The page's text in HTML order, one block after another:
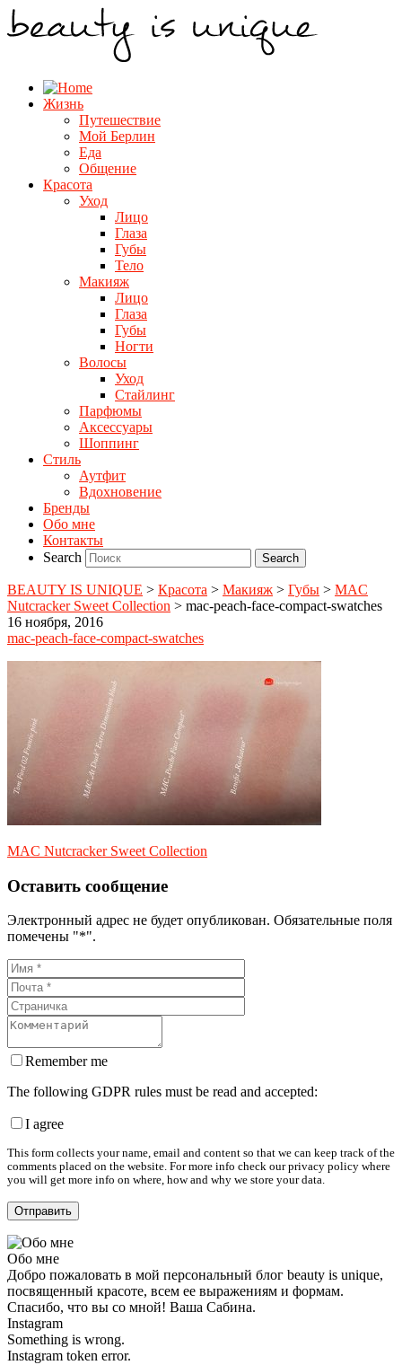
Жизнь
Путешествие
Мой Берлин
Еда
Общение
Красота
Уход
Лицо
Глаза
Губы
Тело
Макияж
Лицо
Глаза
Губы
Ногти
Волосы
Уход
Стайлинг
Парфюмы
Аксессуары
Шоппинг
Стиль
Аутфит
Вдохновение
Бренды
Обо мне
Контакты
Search
BEAUTY IS UNIQUE > Красота > Макияж > Губы > MAC
Nutcracker Sweet Collection > mac-peach-face-compact-swatches
16 ноября, 2016
mac-peach-face-compact-swatches
MAC Nutcracker Sweet Collection
Оставить сообщение
Электронный адрес не будет опубликован. Обязательные поля
помечены "*".
Remember me
The following GDPR rules must be read and accepted:
I agree
This form collects your name, email and content so that we can keep track of the
comments placed on the website. For more info check our privacy policy where
you will get more info on where, how and why we store your data.
Обо мне
Добро пожаловать в мой персональный блог beauty is unique,
посвященный красоте, всем ее выражениям и формам.
Спасибо, что вы со мной! Ваша Сабина.
Instagram
Something is wrong.
Instagram token error.